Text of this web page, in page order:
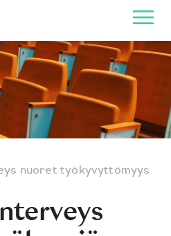
nuoret työkyvyttömyys